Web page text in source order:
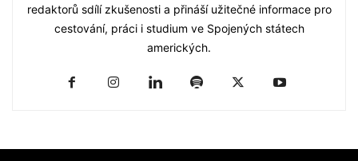
redaktorů sdílí zkušenosti a přináší užitečné informace pro
cestování, práci i studium ve Spojených státech
amerických.